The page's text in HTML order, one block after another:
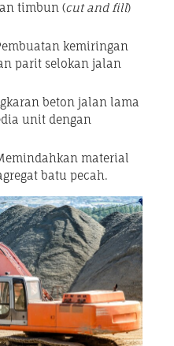
timbun (cut and fill)
kemiringan
parit selokan jalan
beton jalan lama
unit dengan
material
batu pecah.